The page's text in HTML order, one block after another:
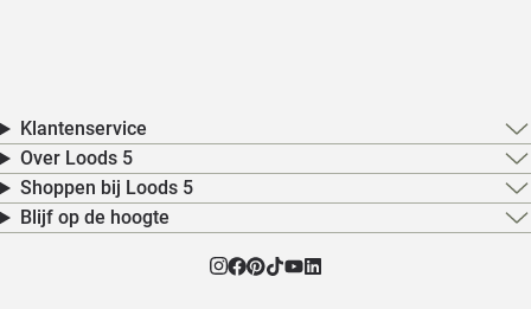
Klantenservice
Over Loods 5
Shoppen bij Loods 5
Blijf op de hoogte